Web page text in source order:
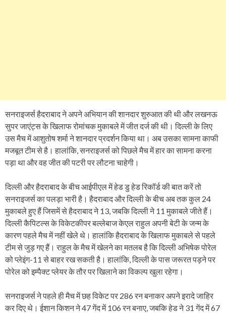
सनराइजर्स हैदराबाद ने अपने अभियान की शानदार शुरुआत की थी और लखनऊ
सुपर जाएंट्स के खिलाफ रोमांचक मुकाबले में जीत दर्ज की थी। दिल्ली के लिए
उस मैच में आशुतोष शर्मा ने शानदार प्रदर्शन किया था। अब उसका सामना काफी
मजबूत टीम से है। हालांकि, सनराइजर्स को पिछले मैच में हार का सामना करना
पड़ा था और वह जीत की पटरी पर लौटना चाहेगी।
दिल्ली और हैदराबाद के बीच आईपीएल में हेड डु हेड रिकॉर्ड की बात करें तो
सनराइजर्स का पलड़ा भारी है। हैदराबाद और दिल्ली के बीच अब तक कुल 24
मुकाबले हुए हैं जिसमें से हैदराबाद ने 13, जबकि दिल्ली ने 11 मुकाबले जीते हैं।
दिल्ली कैपिटल्स के विकेटकीपर बल्लेबाज केएल राहुल अपनी बेटी के जन्म के
कारण पहले मैच में नहीं खेले थे। हालांकि हैदराबाद के खिलाफ मुकाबले से पहले
टीम से जुड़ गए हैं। राहुल के मैच में खेलने का मतलब है कि दिल्ली अभिषेक पोरेल
को प्लेइंग-11 से बाहर रख सकती है। हालांकि, दिल्ली के पास जरूरत पड़ने पर
पोरेल को इम्पैक्ट प्लेयर के तौर पर खिलाने का विकल्प खुला रहेगा।
सनराइजर्स ने पहले ही मैच में छह विकेट पर 286 रन बनाकर अपने इरादे जाहिर
कर दिए थे। ईशान किशन ने 47 गेंद में 106 रन बनाए, जबकि हेड ने 31 गेंद में 67